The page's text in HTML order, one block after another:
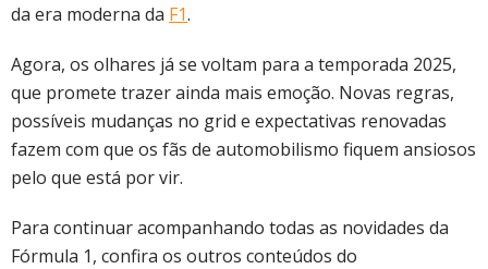
da era moderna da F1.
Agora, os olhares já se voltam para a temporada 2025,
que promete trazer ainda mais emoção. Novas regras,
possíveis mudanças no grid e expectativas renovadas
fazem com que os fãs de automobilismo fiquem ansiosos
pelo que está por vir.
Para continuar acompanhando todas as novidades da
Fórmula 1, confira os outros conteúdos do